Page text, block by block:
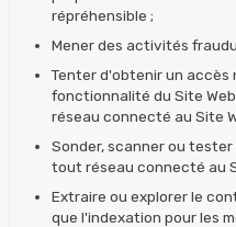
répréhensible ;
Mener des activités
Tenter d'obtenir un
fonctionnalité du Site
réseau connecté au Site
Sonder, scanner ou
tout réseau connecté au
Extraire ou explorer le
que l'indexation pour les